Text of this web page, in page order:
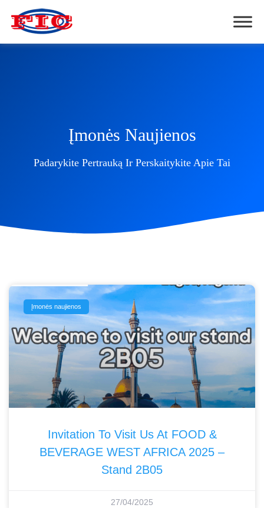
Įmonės Naujienos
Padarykite Pertrauką Ir Perskaitykite Apie Tai
Įmonės naujienos
Invitation To Visit Us At FOOD &
BEVERAGE WEST AFRICA 2025 –
Stand 2B05
27/04/2025